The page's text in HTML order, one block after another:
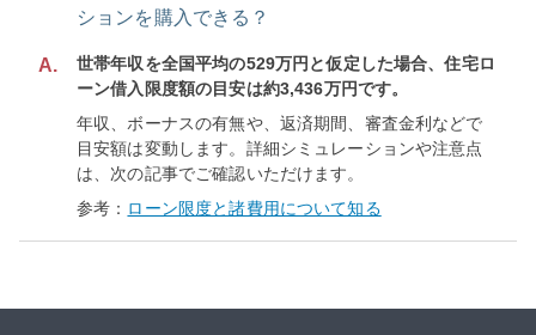
ションを購入できる？
A.
世帯年収を全国平均の529万円と仮定した場合、住宅ロ
ーン借入限度額の目安は約3,436万円です。
年収、ボーナスの有無や、返済期間、審査金利などで
目安額は変動します。詳細シミュレーションや注意点
は、次の記事でご確認いただけます。
参考： ローン限度と諸費用について知る